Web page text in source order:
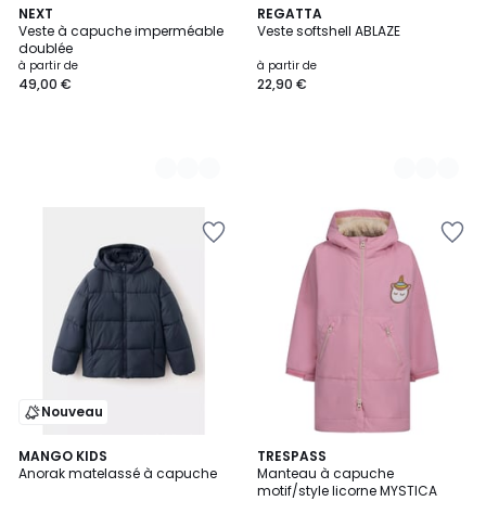
NEXT
Veste à capuche imperméable
doublée
à partir de
49,00 €
3
Couleurs
REGATTA
Veste softshell ABLAZE
à partir de
22,90 €
2
Couleurs
Nouveau
MANGO KIDS
Anorak matelassé à capuche
3
Couleurs
TRESPASS
Manteau à capuche
motif/style licorne MYSTICA